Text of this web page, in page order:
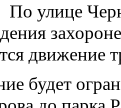
По улице
движение
будет